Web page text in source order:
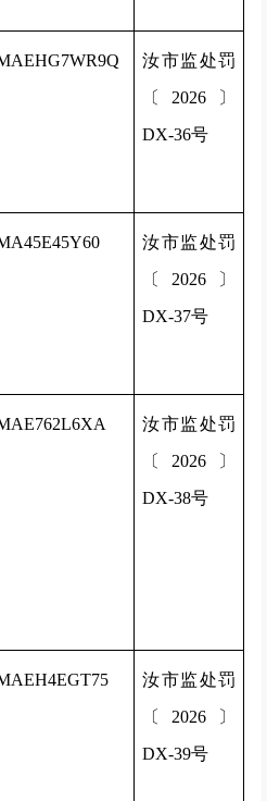
汝市监处罚
〔2026〕
DX-36号
汝市监处罚
〔2026〕
DX-37号
汝市监处罚
〔2026〕
DX-38号
汝市监处罚
〔2026〕
DX-39号